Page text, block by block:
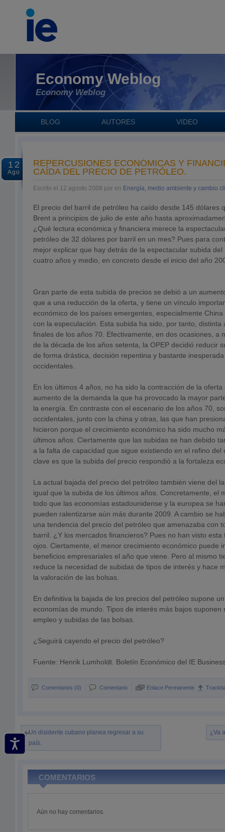
Economy Weblog
Economy Weblog
BLOG AUTORES VIDEO
12
Ago
REPERCUSIONES ECONÓMICAS Y
CAÍDA DEL PRECIO DE PETRÓLEO.
Escrito el 12 agosto 2008 por en Energía, medio ambiente y cambio
El precio del barril de petróleo ha caído desde 145 dólares
Brent a principios de julio de este año hasta
¿Qué lectura económica y financiera merece la
petróleo de 32 dólares por barril en un mes? Pues para
mejor explicar que hay detrás de la espectacular subida
cuatro años y medio, en concreto desde el inicio del año
Gran parte de esta subida de precios se debió a un
que a una reducción de la oferta, y tiene un vínculo
económico de los países emergentes, especialmente
con la especulación. Esta subida ha sido, por tanto, distinta
finales de los años 70. Efectivamente, en dos ocasiones, a
de la década de los años setenta, la OPEP decidió reducir
de forma drástica, decisión repentina y bastante
occidentales.
En los últimos 4 años, no ha sido la contracción de la
aumento de la demanda la que ha provocado la mayor
la energía. En contraste con el escenario de los años 70,
occidentales, junto con la china y otras, las que han
hicieron porque el crecimiento económico ha sido mucho
últimos años. Ciertamente que las subidas se han debido
a la falta de capacidad que sigue existiendo en el refino del
clave es que la subida del precio respondió a la fortaleza
La actual bajada del precio del petróleo también viene del
igual que la subida de los últimos años. Concretamente, el
todo que las economías estadounidense y la europea se
pueden ralentizarse aún más durante 2009. A cambio se
una tendencia del precio del petróleo que amenazaba con
barril. ¿Y los mercados financieros? Pues no han visto esta
ojos. Ciertamente, el menor crecimiento económico puede
beneficios empresariales el año que viene. Pero al mismo
reduce la necesidad de subidas de tipos de interés y hace
la valoración de las bolsas.
En definitiva la bajada de los precios del petróleo supone
economías de mundo. Tipos de interés más bajos suponen
empleo y subidas de las bolsas.
¿Seguirá cayendo el precio del petróleo?
Fuente: Henrik Lumholdt. Boletín Económico del IE
Comentarios (0) Comentario Enlace Permanente
Un disidente cubano planea regresar a su
país.
¿Va
COMENTARIOS
Aún no hay comentarios.